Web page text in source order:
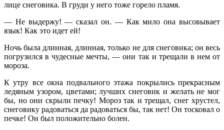
лице снеговика. В груди у него тоже горело пламя.
— Не выдержу! — сказал он. — Как мило она высовывает
язык! Как это идет ей!
Ночь была длинная, длинная, только не для снеговика; он весь
погрузился в чудесные мечты, — они так и трещали в нем от
мороза.
К утру все окна подвального этажа покрылись прекрасным
ледяным узором, цветами; лучших снеговик и желать не мог
бы, но они скрыли печку! Мороз так и трещал, снег хрустел,
снеговику радоваться да радоваться бы, так нет! Он тосковал о
печке! Он был положительно болен.